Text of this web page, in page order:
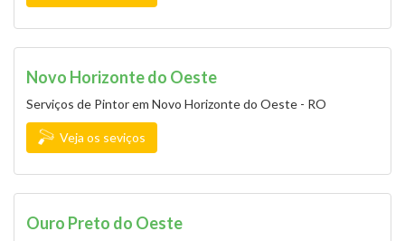
Novo Horizonte do Oeste
Serviços de Pintor em Novo Horizonte do Oeste - RO
Veja os seviços
Ouro Preto do Oeste